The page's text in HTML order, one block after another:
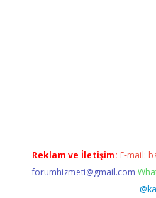
Reklam ve İletişim: E-mail:
forumhizmeti@gmail.com